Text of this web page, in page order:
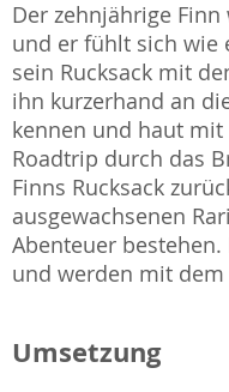
Der zehnjährige
und er fühlt sich wie
sein Rucksack mit
ihn kurzerhand an
kennen und haut
Roadtrip durch das
Finns Rucksack
ausgewachsenen
Abenteuer
und werden mit
Umsetzung